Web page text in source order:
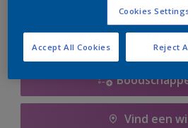
Vind een
Cookies
Reject
Accept All Cookies